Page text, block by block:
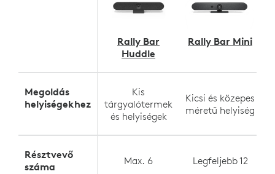
Rally Bar
Huddle
Rally Bar Mini
Megoldás
helyiségekhez
Kis
tárgyalótermek
és helyiségek
Kicsi és közepes
méretű helyiség
Résztvevő
száma
Max. 6 Legfeljebb 12